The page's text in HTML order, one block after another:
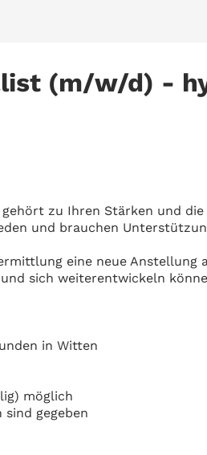
(m/w/d) -
zu Ihren Stärken und
und brauchen
eine neue Anstellung
sich weiterentwickeln
in Witten
möglich
gegeben